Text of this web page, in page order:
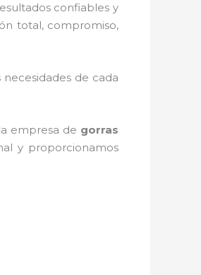
confiables y
total, compromiso,
necesidades de cada
empresa de gorras
y proporcionamos